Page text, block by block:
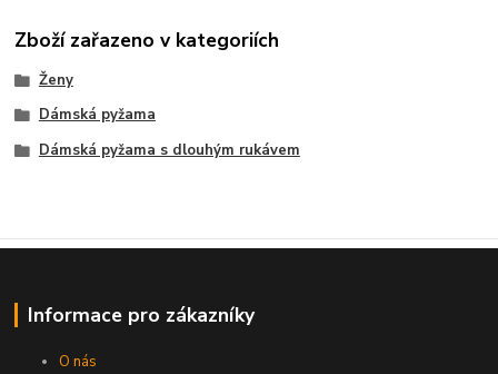
Zboží zařazeno v kategoriích
Ženy
Dámská pyžama
Dámská pyžama s dlouhým rukávem
Informace pro zákazníky
O nás